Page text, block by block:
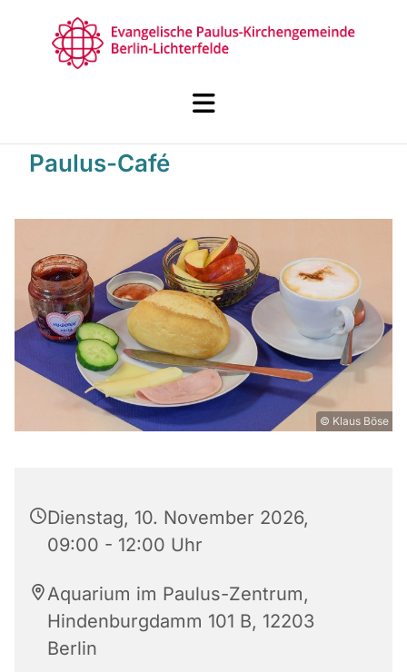
Paulus-Café
© Klaus Böse
Dienstag, 10. November 2026,
09:00 - 12:00 Uhr
Aquarium im Paulus-Zentrum,
Hindenburgdamm 101 B, 12203
Berlin